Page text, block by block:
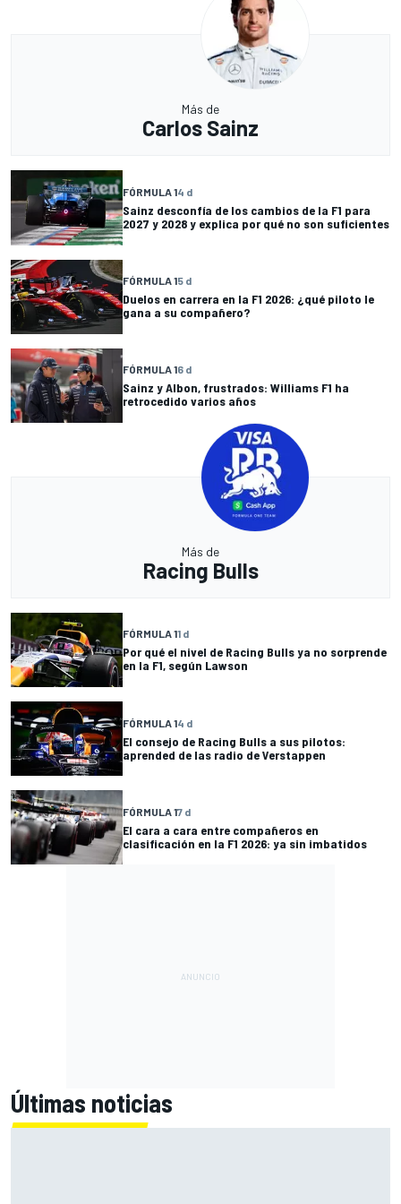
Más de
Carlos Sainz
FÓRMULA 14 d
Sainz desconfía de los cambios de la F1 para
2027 y 2028 y explica por qué no son suficientes
FÓRMULA 15 d
Duelos en carrera en la F1 2026: ¿qué piloto le
gana a su compañero?
FÓRMULA 16 d
Sainz y Albon, frustrados: Williams F1 ha
retrocedido varios años
Más de
Racing Bulls
FÓRMULA 11 d
Por qué el nivel de Racing Bulls ya no sorprende
en la F1, según Lawson
FÓRMULA 14 d
El consejo de Racing Bulls a sus pilotos:
aprended de las radio de Verstappen
FÓRMULA 17 d
El cara a cara entre compañeros en
clasificación en la F1 2026: ya sin imbatidos
Últimas noticias